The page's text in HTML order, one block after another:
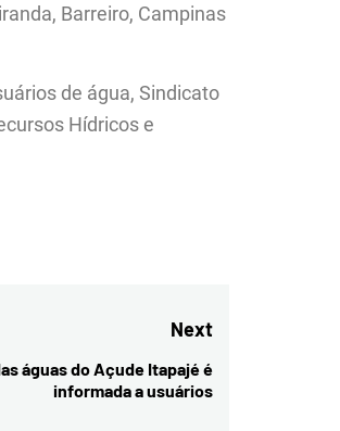
Barreiro, Campinas
de água, Sindicato
Hídricos e
Next
Next
águas do Açude Itapajé é
informada a usuários